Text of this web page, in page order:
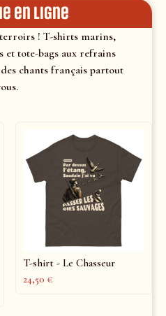
en ligne
! T-shirts marins,
et tote-bags aux refrains
chants français partout
T-shirt - Le Chasseur
24,50 €